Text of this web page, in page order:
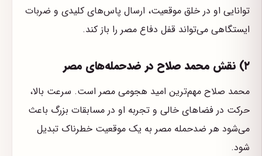
توانایی او در خلق موقعیت، ارسال پاس‌های کلیدی و ضربات
ایستگاهی می‌تواند قفل دفاع مصر را باز کند.
۲) نقش محمد صلاح در ضدحمله‌های مصر
محمد صلاح مهم‌ترین امید هجومی مصر است. سرعت بالا،
حرکت در فضاهای خالی و تجربه او در مسابقات بزرگ باعث
می‌شود هر ضدحمله مصر به یک موقعیت خطرناک تبدیل
شود.